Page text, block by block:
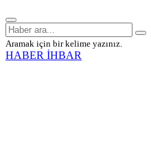
Aramak için bir kelime yazınız.
HABER İHBAR